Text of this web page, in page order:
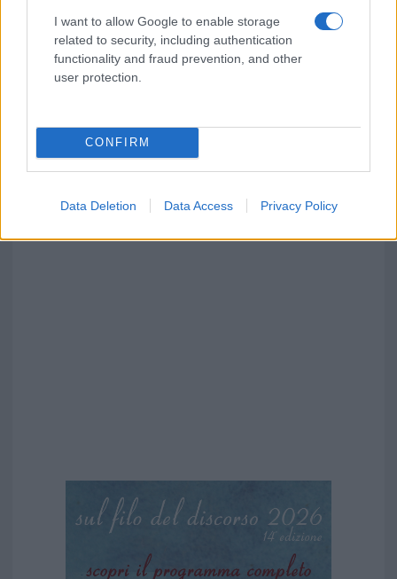
I want to allow Google to enable storage
related to security, including authentication
functionality and fraud prevention, and other
user protection.
CONFIRM
Data Deletion Data Access Privacy Policy